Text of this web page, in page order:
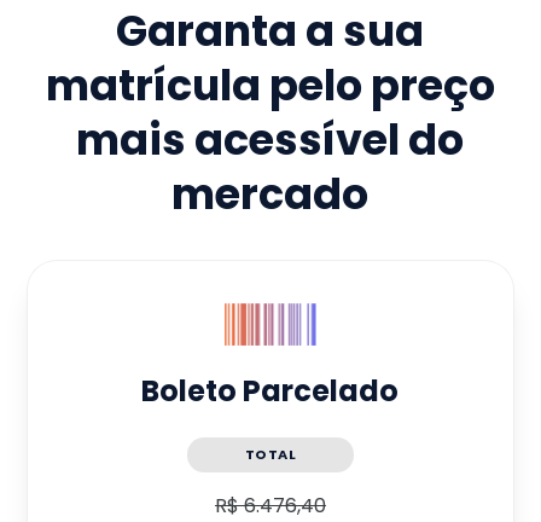
Garanta a sua
matrícula pelo preço
mais acessível do
mercado
Boleto Parcelado
TOTAL
R$ 6.476,40